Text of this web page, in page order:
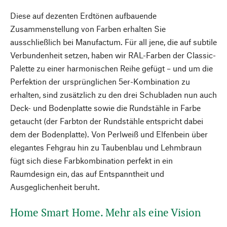
Diese auf dezenten Erdtönen aufbauende
Zusammenstellung von Farben erhalten Sie
ausschließlich bei Manufactum. Für all jene, die auf subtile
Verbundenheit setzen, haben wir RAL-Farben der Classic-
Palette zu einer harmonischen Reihe gefügt – und um die
Perfektion der ursprünglichen 5er-Kombination zu
erhalten, sind zusätzlich zu den drei Schubladen nun auch
Deck- und Bodenplatte sowie die Rundstähle in Farbe
getaucht (der Farbton der Rundstähle entspricht dabei
dem der Bodenplatte). Von Perlweiß und Elfenbein über
elegantes Fehgrau hin zu Taubenblau und Lehmbraun
fügt sich diese Farbkombination perfekt in ein
Raumdesign ein, das auf Entspanntheit und
Ausgeglichenheit beruht.
Home Smart Home. Mehr als eine Vision